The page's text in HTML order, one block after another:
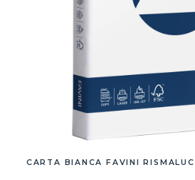
CARTA BIANCA FAVINI